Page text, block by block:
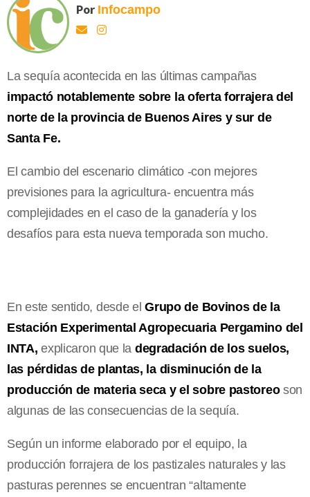
Por Infocampo
La sequía acontecida en las últimas campañas
impactó notablemente sobre la oferta forrajera del
norte de la provincia de Buenos Aires y sur de
Santa Fe.
El cambio del escenario climático -con mejores
previsiones para la agricultura- encuentra más
complejidades en el caso de la ganadería y los
desafíos para esta nueva temporada son mucho.
En este sentido, desde elGrupo de Bovinos de la
Estación Experimental Agropecuaria Pergamino del
INTA, explicaron que la degradación de los suelos,
las pérdidas de plantas, la disminución de la
producción de materia seca y el sobre pastoreoson
algunas de las consecuencias de la sequía.
Según un informe elaborado por el equipo, la
producción forrajera de los pastizales naturales y las
pasturas perennes se encuentran “altamente